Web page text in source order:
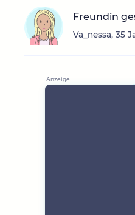
Freundin
Va_nessa, 35